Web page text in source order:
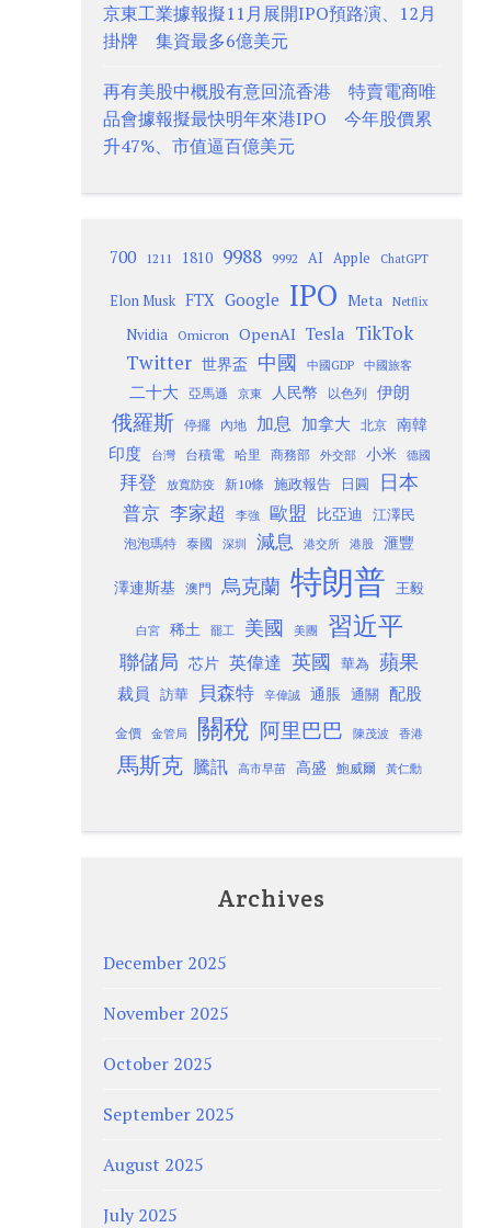
京東工業據報擬11月展開IPO預路演、12月
掛牌 集資最多6億美元
再有美股中概股有意回流香港 特賣電商唯
品會據報擬最快明年來港IPO 今年股價累
升47%、市值逼百億美元
700 1211 1810 9988 9992 AI Apple ChatGPT
Elon Musk FTX Google IPO Meta Netflix
Nvidia Omicron OpenAI Tesla TikTok
Twitter 世界盃 中國 中國GDP 中國旅客
二十大 亞馬遜 京東 人民幣 以色列 伊朗
俄羅斯 停擺 內地 加息 加拿大 北京
南韓
印度
台灣 台積電 哈里 商務部 外交部 小米 德國
拜登 放寬防疫 新10條 施政報告 日圓 日本
普京 李家超 李強 歐盟 比亞迪 江澤民
泡泡瑪特 泰國 深圳 減息 港交所 港股 滙豐
澤連斯基 澳門 烏克蘭 特朗普 王毅
白宮 稀土 罷工 美國 美團 習近平
聯儲局 芯片 英偉達 英國 華為 蘋果
裁員 訪華 貝森特 辛偉誠 通脹 通關 配股
金價 金管局 關稅 阿里巴巴 陳茂波 香港
馬斯克 騰訊 高市早苗 高盛 鮑威爾 黃仁勳
Archives
December 2025
November 2025
October 2025
September 2025
August 2025
July 2025